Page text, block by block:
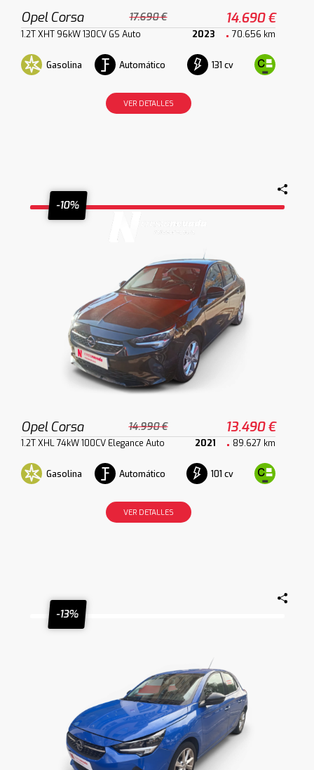
Opel Corsa 17.690 € 14.690 €
1.2T XHT 96kW 130CV GS Auto 2023 70.656 km
Gasolina Automático 131 cv
VER DETALLES
-10%
Opel Corsa 14.990 € 13.490 €
1.2T XHL 74kW 100CV Elegance Auto 2021 89.627 km
Gasolina Automático 101 cv
VER DETALLES
-13%